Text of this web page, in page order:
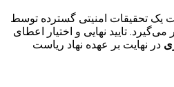
یک تحقیقات امنیتی گسترده توسط
تایید نهایی و اختیار اعطای
در نهایت بر عهده نهاد ریاست